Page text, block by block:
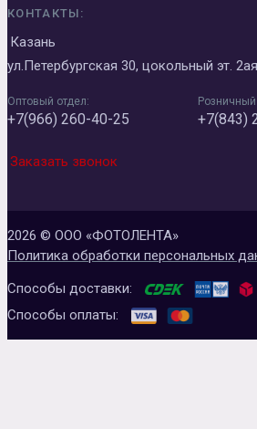
КОНТАКТЫ:
Казань
ул.Петербургская 30, цокольный эт.
Оптовый отдел:
+7(966) 260-40-25
Розничный
+7(843)
Заказать звонок
2026 © ООО «ФОТОЛЕНТА»
Политика обработки персональных
Способы доставки:
Способы оплаты: